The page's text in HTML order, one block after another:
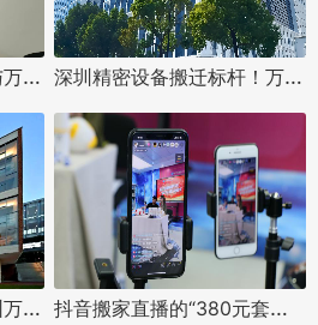
强强联合！商办网科技与万家灯火科技达成战略合作，共筑企业服务新生态 深圳精密设备搬迁标杆！万家灯火圆满完成深圳欣界能源搬迁项目
实力赋能教育搬迁！深圳万家灯火搬迁圆满完成天津大学佐治亚理工深圳学院搬迁项目 抖音搬家直播的“380元套餐”背后，藏着多少搬家人的血泪陷阱？